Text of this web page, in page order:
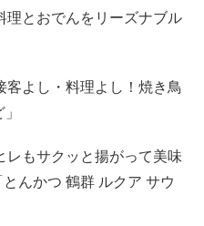
理とおでんをリーズナブル
客よし・料理よし！焼き鳥
レもサクッと揚がって美味
んかつ 鶴群 ルクア サウ